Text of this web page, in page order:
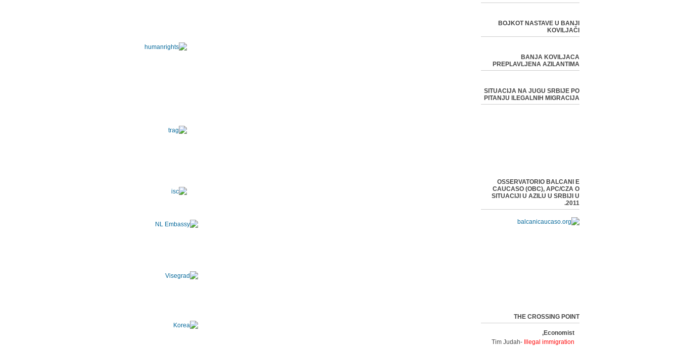
BOJKOT NASTAVE U BANJI
KOVILJAČI
BANJA KOVILJACA
PREPLAVLJENA AZILANTIMA
SITUACIJA NA JUGU SRBIJE PO
PITANJU ILEGALNIH MIGRACIJA
OSSERVATORIO BALCANI E
CAUCASO (OBC), APC/CZA O
SITUACIJI U AZILU U SRBIJI U
2011.
THE CROSSING POINT
Economist,
Tim Judah-
Illegal immigration